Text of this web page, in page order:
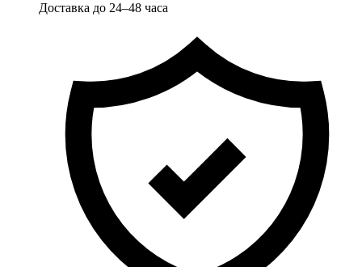
Доставка до 24–48 часа